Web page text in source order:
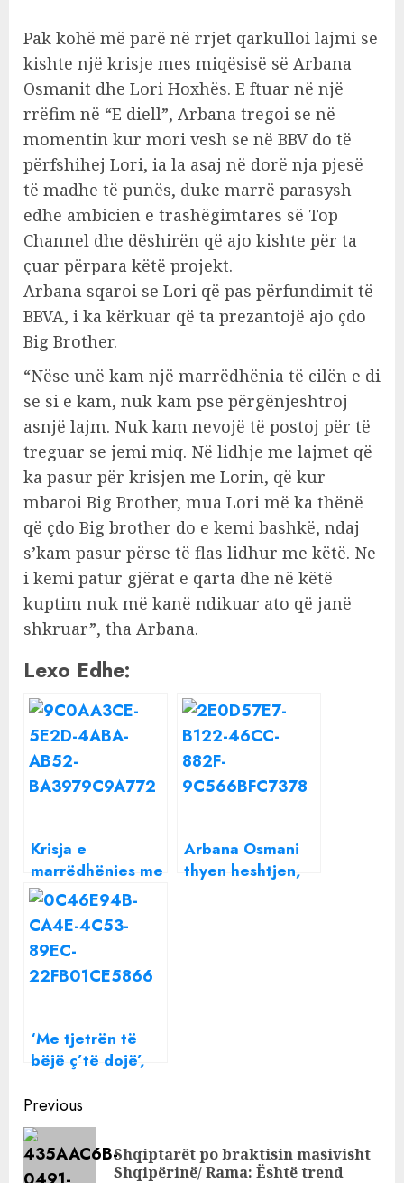
Pak kohë më parë në rrjet qarkulloi lajmi se
kishte një krisje mes miqësisë së Arbana
Osmanit dhe Lori Hoxhës. E ftuar në një
rrëfim në “E diell”, Arbana tregoi se në
momentin kur mori vesh se në BBV do të
përfshihej Lori, ia la asaj në dorë nja pjesë
të madhe të punës, duke marrë parasysh
edhe ambicien e trashëgimtares së Top
Channel dhe dëshirën që ajo kishte për ta
çuar përpara këtë projekt.
Arbana sqaroi se Lori që pas përfundimit të
BBVA, i ka kërkuar që ta prezantojë ajo çdo
Big Brother.
“Nëse unë kam një marrëdhënia të cilën e di
se si e kam, nuk kam pse përgënjeshtroj
asnjë lajm. Nuk kam nevojë të postoj për të
treguar se jemi miq. Në lidhje me lajmet që
ka pasur për krisjen me Lorin, që kur
mbaroi Big Brother, mua Lori më ka thënë
që çdo Big brother do e kemi bashkë, ndaj
s’kam pasur përse të flas lidhur me këtë. Ne
i kemi patur gjërat e qarta dhe në këtë
kuptim nuk më kanë ndikuar ato që janë
shkruar”, tha Arbana.
Lexo Edhe:
Krisja e
marrëdhënies me
Lori Hoxhën/
Thyen heshtjen
Arbana Osmani
Arbana Osmani
thyen heshtjen,
‘Me tjetrën të
bëjë ç’të dojë’,
heshtjen
Continue
Reading
Previous
Shqiptarët po braktisin masivisht
Shqipërinë/ Rama: Është trend